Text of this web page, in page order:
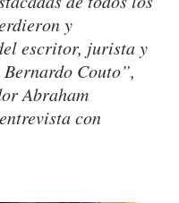
y
escritor, jurista y
Couto”,
Abraham
con